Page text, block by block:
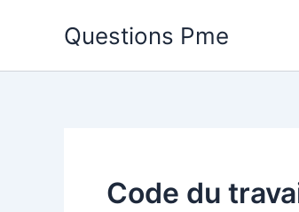
Questions Pme
Code du